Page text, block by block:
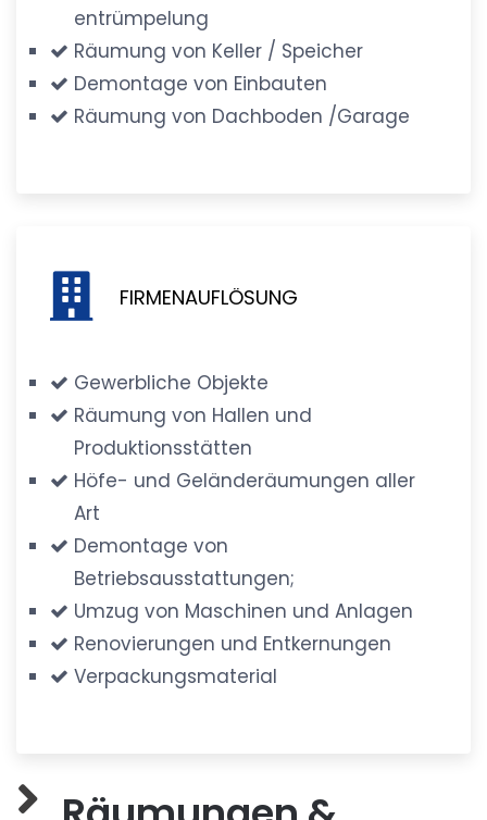
entrümpelung
Räumung von Keller / Speicher
Demontage von Einbauten
Räumung von Dachboden /Garage
FIRMENAUFLÖSUNG
Gewerbliche Objekte
Räumung von Hallen und
Produktionsstätten
Höfe- und Geländeräumungen aller
Art
Demontage von
Betriebsausstattungen;
Umzug von Maschinen und Anlagen
Renovierungen und Entkernungen
Verpackungsmaterial